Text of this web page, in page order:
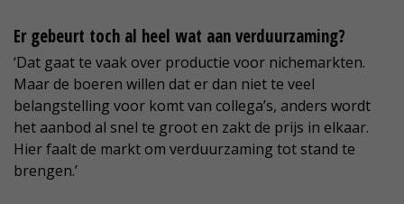
Er gebeurt toch al heel wat aan verduurzaming?
‘Dat gaat te vaak over productie voor nichemarkten.
Maar de boeren willen dat er dan niet te veel
belangstelling voor komt van collega’s, anders wordt
het aanbod al snel te groot en zakt de prijs in elkaar.
Hier faalt de markt om verduurzaming tot stand te
brengen.’